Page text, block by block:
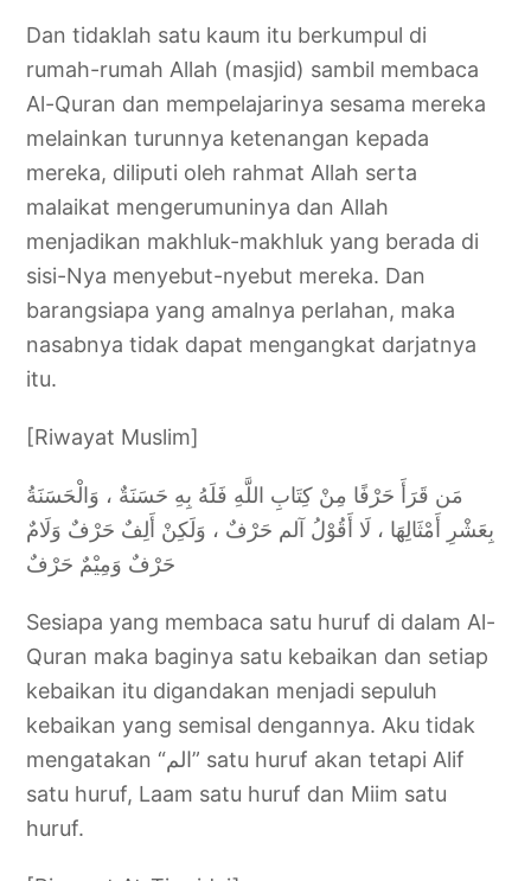
Dan tidaklah satu kaum itu berkumpul di
rumah-rumah Allah (masjid) sambil membaca
Al-Quran dan mempelajarinya sesama mereka
melainkan turunnya ketenangan kepada
mereka, diliputi oleh rahmat Allah serta
malaikat mengerumuninya dan Allah
menjadikan makhluk-makhluk yang berada di
sisi-Nya menyebut-nyebut mereka. Dan
barangsiapa yang amalnya perlahan, maka
nasabnya tidak dapat mengangkat darjatnya
itu.
[Riwayat Muslim]
مَن قَرَأَ حَرْفًا مِنْ كِتَابِ اللَّهِ فَلَهُ بِهِ حَسَنَةٌ ، وَالْحَسَنَةُ
بِعَشْرِ أَمْثَالِهَا ، لَا أَقُوْلُ آلم حَرْفٌ ، وَلَكِنْ أَلِفٌ حَرْفٌ وَلَامٌ
حَرْفٌ وَمِيْمٌ حَرْفٌ
Sesiapa yang membaca satu huruf di dalam Al-
Quran maka baginya satu kebaikan dan setiap
kebaikan itu digandakan menjadi sepuluh
kebaikan yang semisal dengannya. Aku tidak
mengatakan “الم” satu huruf akan tetapi Alif
satu huruf, Laam satu huruf dan Miim satu
huruf.